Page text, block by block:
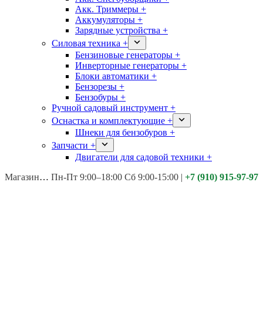
Акк. Триммеры +
Аккумуляторы +
Зарядные устройства +
Силовая техника +
Бензиновые генераторы +
Инверторные генераторы +
Блоки автоматики +
Бензорезы +
Бензобуры +
Ручной садовый инструмент +
Оснастка и комплектующие +
Шнеки для бензобуров +
Запчасти +
Двигатели для садовой техники +
Магазины: Калуга ул. Московская д.113
Пн-Пт 9:00–18:00 Сб 9:00-15:00 | +7 (910) 915-97-97